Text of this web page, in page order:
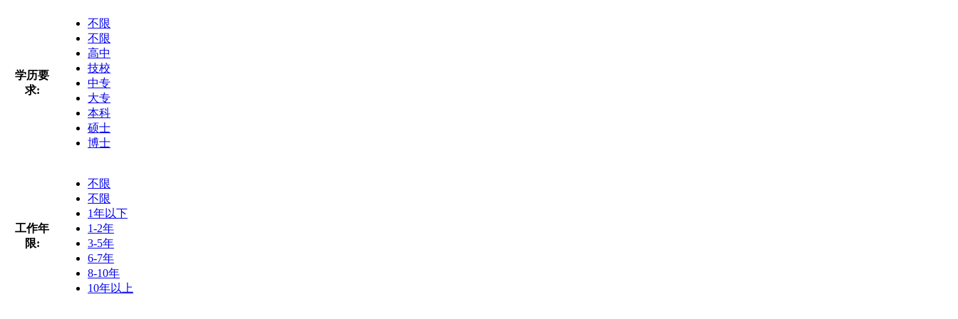
学历要
求:
不限
不限
高中
技校
中专
大专
本科
硕士
博士
工作年
限:
不限
不限
1年以下
1-2年
3-5年
6-7年
8-10年
10年以上